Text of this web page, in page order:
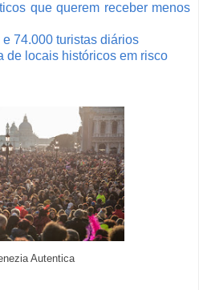
que querem receber menos
74.000 turistas diários
de locais históricos em risco
Autentica